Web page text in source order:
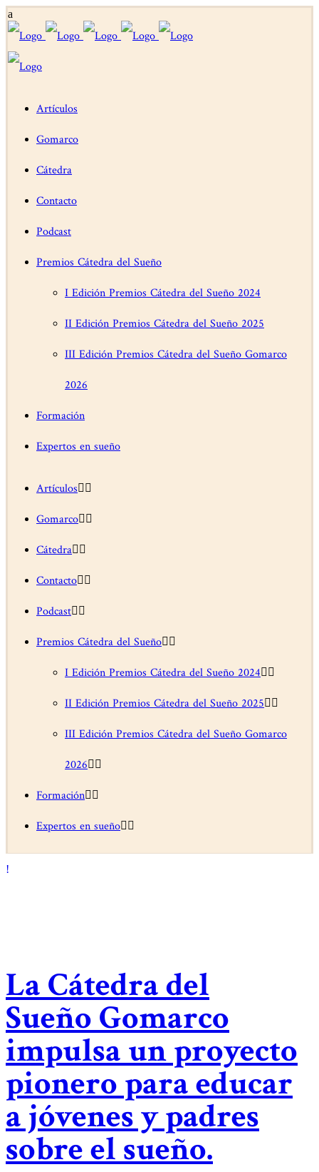
Artículos
Gomarco
Cátedra
Contacto
Podcast
Premios Cátedra del Sueño
I Edición Premios Cátedra del Sueño 2024
II Edición Premios Cátedra del Sueño 2025
III Edición Premios Cátedra del Sueño Gomarco
2026
Formación
Expertos en sueño
Artículos
Gomarco
Cátedra
Contacto
Podcast
Premios Cátedra del Sueño
I Edición Premios Cátedra del Sueño 2024
II Edición Premios Cátedra del Sueño 2025
III Edición Premios Cátedra del Sueño Gomarco
2026
Formación
Expertos en sueño
La Cátedra del
Sueño Gomarco
impulsa un proyecto
pionero para educar
a jóvenes y padres
sobre el sueño.